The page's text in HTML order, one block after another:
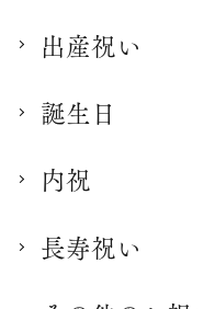
出産祝い
誕生日
内祝
長寿祝い